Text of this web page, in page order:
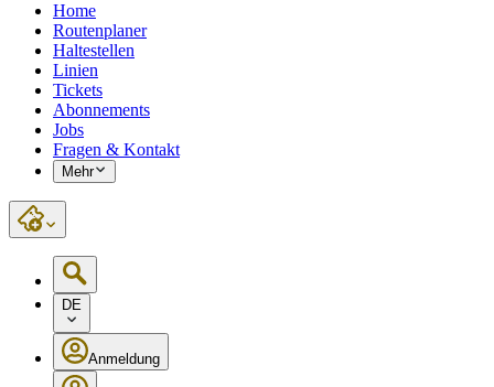
Home
Routenplaner
Haltestellen
Linien
Tickets
Abonnements
Jobs
Fragen & Kontakt
Mehr
DE
Anmeldung